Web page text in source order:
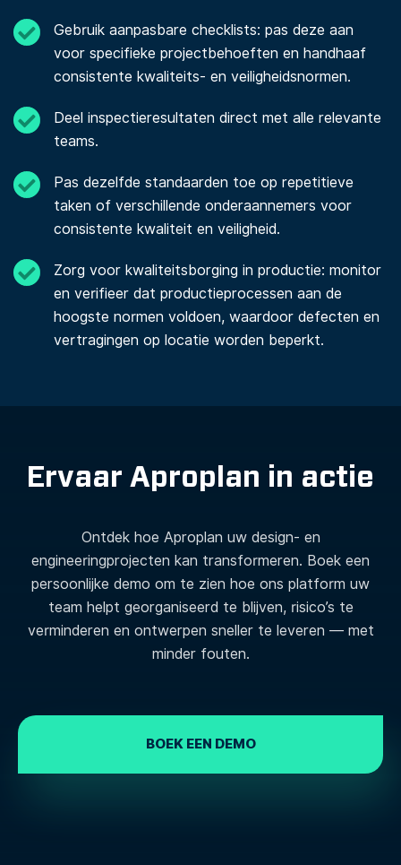
Gebruik aanpasbare checklists: pas deze aan
voor specifieke projectbehoeften en handhaaf
consistente kwaliteits- en veiligheidsnormen.
Deel inspectieresultaten direct met alle relevante
teams.
Pas dezelfde standaarden toe op repetitieve
taken of verschillende onderaannemers voor
consistente kwaliteit en veiligheid.
Zorg voor kwaliteitsborging in productie: monitor
en verifieer dat productieprocessen aan de
hoogste normen voldoen, waardoor defecten en
vertragingen op locatie worden beperkt.
Ervaar Aproplan in actie
Ontdek hoe Aproplan uw design- en
engineeringprojecten kan transformeren. Boek een
persoonlijke demo om te zien hoe ons platform uw
team helpt georganiseerd te blijven, risico’s te
verminderen en ontwerpen sneller te leveren — met
minder fouten.
BOEK EEN DEMO